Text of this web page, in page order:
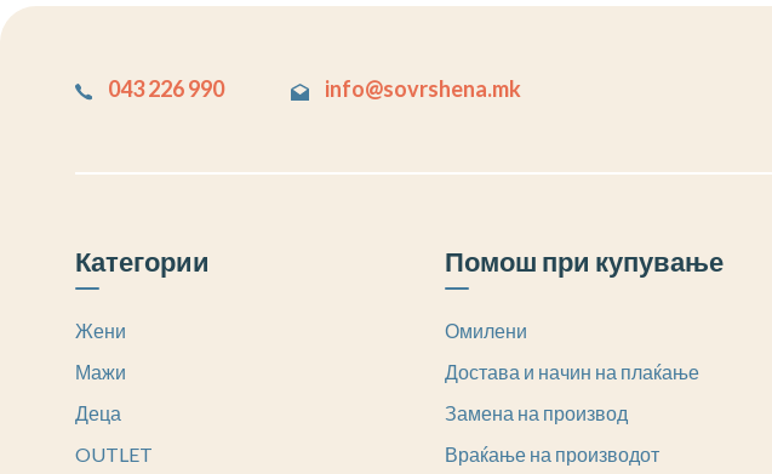
043 226 990 info@sovrshena.mk
Категории
Жени
Мажи
Деца
OUTLET
Помош при купување
Омилени
Достава и начин на плаќање
Замена на производ
Враќање на производот